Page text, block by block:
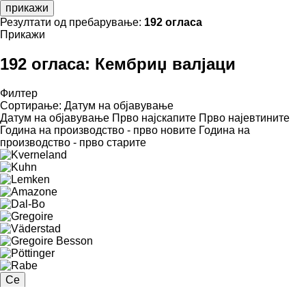
прикажи
Резултати од пребарување: 192 огласа
Прикажи
192 огласа: Кембриџ валјаци
Филтер
Сортирање: Датум на објавување
Датум на објавување Прво најскапите Прво најевтините
Година на производство - прво новите Година на
производство - прво старите
Се